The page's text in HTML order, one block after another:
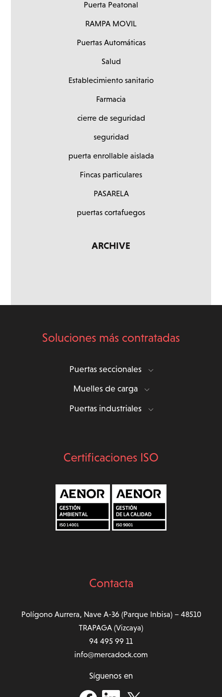
Puerta Peatonal
RAMPA MOVIL
Puertas Automáticas
Salud
Establecimiento sanitario
Farmacia
cierre de seguridad
seguridad
puerta enrollable aislada
Fincas particulares
PASARELA
puertas cortafuegos
ARCHIVE
Soluciones más contratadas
Puertas seccionales
Muelles de carga
Puertas industriales
Certificaciones ISO
Contacta
Polígono Aurrera, Nave A-36 (Parque Inbisa) – 48510
TRAPAGA (Vizcaya)
94 495 99 11
info@mercadock.com
Síguenos en